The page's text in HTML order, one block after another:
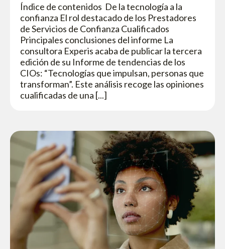
Índice de contenidos De la tecnología a la
confianza El rol destacado de los Prestadores
de Servicios de Confianza Cualificados
Principales conclusiones del informe La
consultora Experis acaba de publicar la tercera
edición de su Informe de tendencias de los
CIOs: “Tecnologías que impulsan, personas que
transforman”. Este análisis recoge las opiniones
cualificadas de una [...]